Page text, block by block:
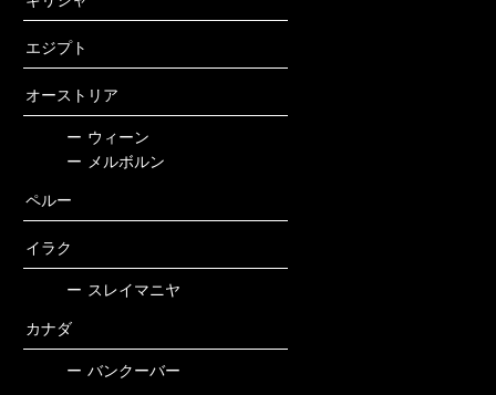
エジプト
オーストリア
ー ウィーン
ー
メルボルン
ペルー
イラク
ー スレイマニヤ
カナダ
ー バンクーバー